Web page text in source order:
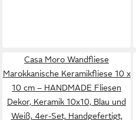
Casa Moro Wandfliese
Marokkanische Keramikfliese 10 x
10 cm – HANDMADE Fliesen
Dekor, Keramik 10x10, Blau und
Weiß, 4er-Set, Handgefertigt,